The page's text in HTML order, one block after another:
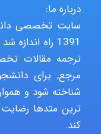
درباره ما:
سایت تخصصی
1391 راه
ترجمه مقالات
مرجع, برای
شناخته شود و
ترین متدها رضایت
کند.